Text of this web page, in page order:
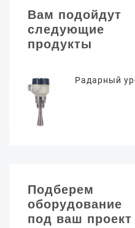
Вам подойдут
следующие
продукты
Радарный
Подберем
оборудование
под ваш проект